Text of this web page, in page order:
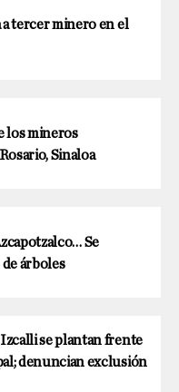
a tercer minero en el
los mineros
Sinaloa
Se
árboles
se plantan frente
denuncian exclusión